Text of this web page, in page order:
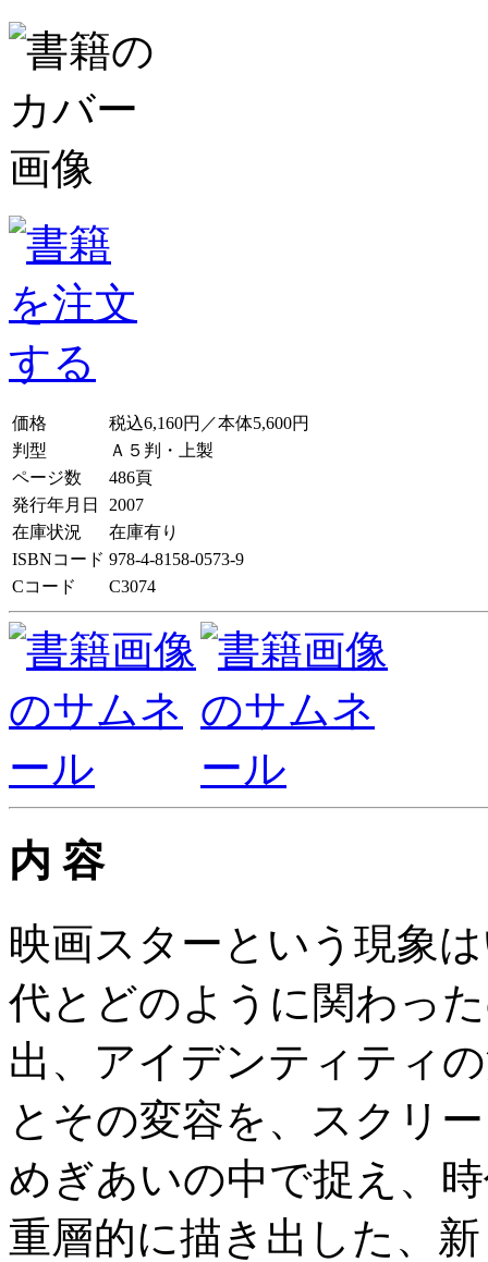
価格
税込6,160円／本体5,600円
判型
Ａ５判・上製
ページ数
486頁
発行年月日
2007
在庫状況
在庫有り
ISBNコード 978-4-8158-0573-9
Cコード
C3074
内 容
映画スターという現象
代とどのように関わっ
出、アイデンティティ
とその変容を、スクリ
めぎあいの中で捉え、
重層的に描き出した、